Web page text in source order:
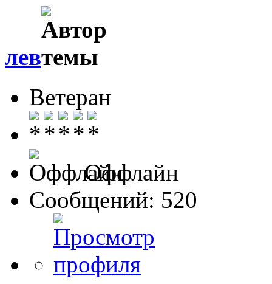
лев
Ветеран
Оффлайн
Сообщений: 520